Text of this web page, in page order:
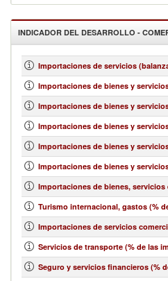
INDICADOR DEL DESARROLLO -
Importaciones de servicios
Importaciones de bienes y
Importaciones de bienes y
Importaciones de bienes y
Importaciones de bienes y
Importaciones de bienes y
Importaciones de bienes,
Turismo internacional, gastos (%
Importaciones de servicios
Servicios de transporte (% de las
Seguro y servicios financieros (%